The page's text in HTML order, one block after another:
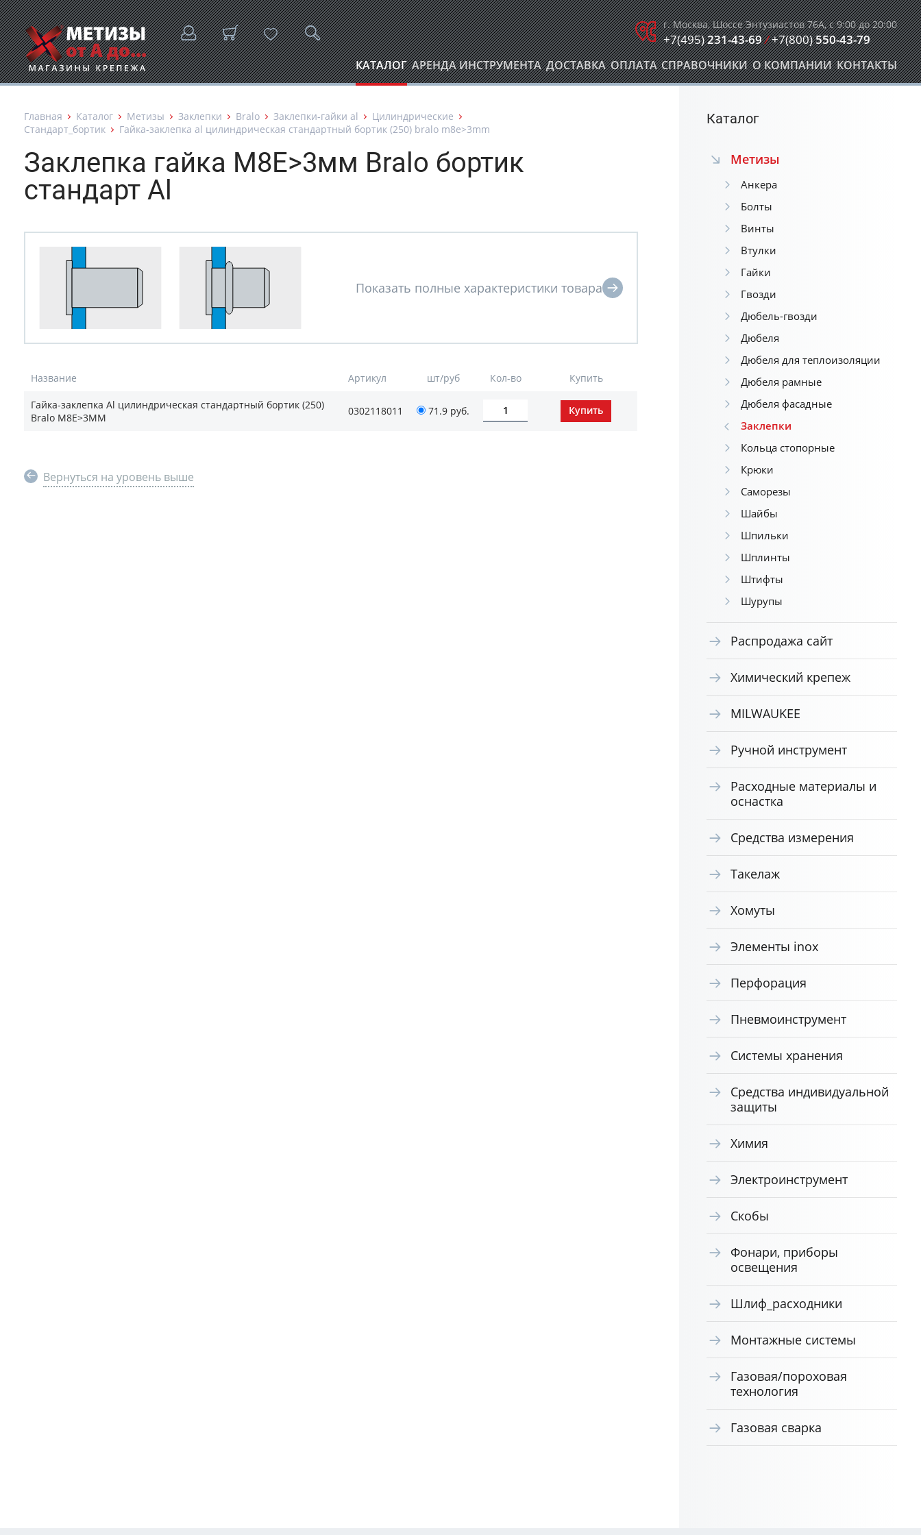
г. Москва, Шоссе Энтузиастов 76А, с 9:00 до 20:00
+7(495)231-43-69/+7(800)550-43-79
КАТАЛОГ АРЕНДА ИНСТРУМЕНТА ДОСТАВКА ОПЛАТА СПРАВОЧНИКИ О КОМПАНИИ КОНТАКТЫ
Главная Каталог Метизы Заклепки Bralo Заклепки-гайки аl
Цилиндрические
Стандарт_бортик
Гайка-заклепка al цилиндрическая стандартный бортик (250) bralo m8e>3mm
Заклепка гайка М8Е>3мм Bralo бортик
стандарт Al
Название Артикул шт/руб Кол-во Купить
Гайка-заклепка Al цилиндрическая стандартный бортик (250)
Bralo M8E>3MM
0302118011 71.9 руб.
Вернуться на уровень выше
Каталог
Метизы
Анкера
Болты
Винты
Втулки
Гайки
Гвозди
Дюбель-гвозди
Дюбеля
Дюбеля для теплоизоляции
Дюбеля рамные
Дюбеля фасадные
Заклепки
Кольца стопорные
Крюки
Саморезы
Шайбы
Шпильки
Шплинты
Штифты
Шурупы
Распродажа сайт
Химический крепеж
MILWAUKEE
Ручной инструмент
Расходные материалы и
оснастка
Средства измерения
Такелаж
Хомуты
Элементы inox
Перфорация
Пневмоинструмент
Системы хранения
Средства индивидуальной
защиты
Химия
Электроинструмент
Скобы
Фонари, приборы
освещения
Шлиф_расходники
Монтажные системы
Газовая/пороховая
технология
Газовая сварка